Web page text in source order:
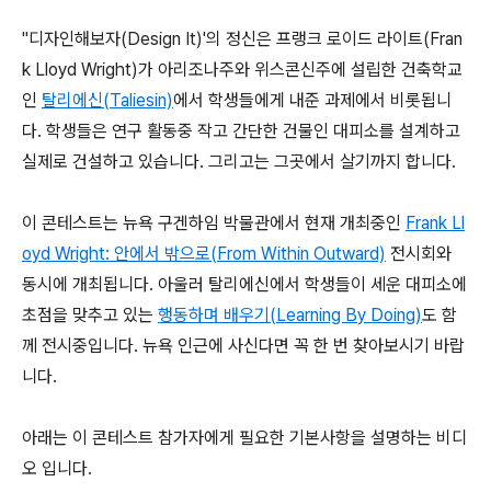
"디자인해보자(Design It)'의 정신은 프랭크 로이드 라이트(Fran
k Lloyd Wright)가 아리조나주와 위스콘신주에 설립한 건축학교
인 탈리에신(Taliesin)에서 학생들에게 내준 과제에서 비롯됩니
다. 학생들은 연구 활동중 작고 간단한 건물인 대피소를 설계하고
실제로 건설하고 있습니다. 그리고는 그곳에서 살기까지 합니다.
이 콘테스트는 뉴욕 구겐하임 박물관에서 현재 개최중인 Frank Ll
oyd Wright: 안에서 밖으로(From Within Outward) 전시회와
동시에 개최됩니다. 아울러 탈리에신에서 학생들이 세운 대피소에
초점을 맞추고 있는 행동하며 배우기(Learning By Doing)도 함
께 전시중입니다. 뉴욕 인근에 사신다면 꼭 한 번 찾아보시기 바랍
니다.
아래는 이 콘테스트 참가자에게 필요한 기본사항을 설명하는 비디
오 입니다.